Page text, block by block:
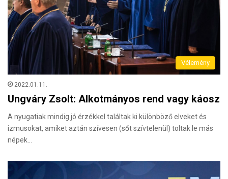
Vélemény
2022.01.11.
Ungváry Zsolt: Alkotmányos rend vagy káosz
A nyugatiak mindig jó érzékkel találtak ki különböző elveket és
izmusokat, amiket aztán szívesen (sőt szívtelenül) toltak le más
népek…